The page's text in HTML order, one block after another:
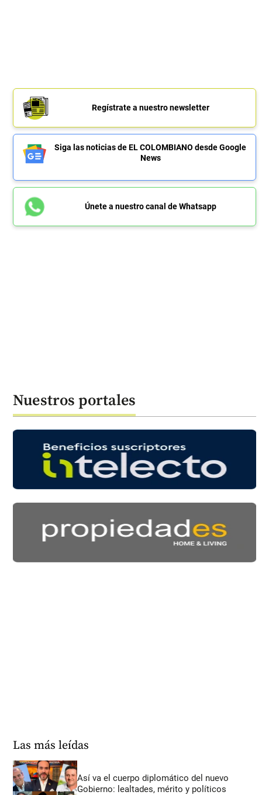
Regístrate a nuestro newsletter
Siga las noticias de EL COLOMBIANO desde Google
News
Únete a nuestro canal de Whatsapp
Nuestros portales
Las más leídas
Así va el cuerpo diplomático del nuevo
Gobierno: lealtades, mérito y políticos